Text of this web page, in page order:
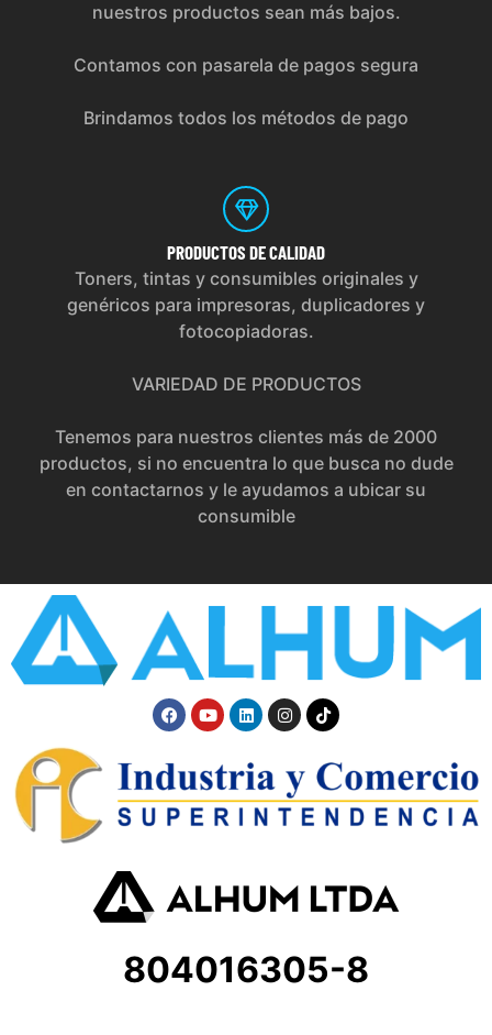
nuestros productos sean más bajos.
Contamos con pasarela de pagos segura
Brindamos todos los métodos de pago
PRODUCTOS DE CALIDAD
Toners, tintas y consumibles originales y
genéricos para impresoras, duplicadores y
fotocopiadoras.
VARIEDAD DE PRODUCTOS
Tenemos para nuestros clientes más de 2000
productos, si no encuentra lo que busca no dude
en contactarnos y le ayudamos a ubicar su
consumible
804016305-8